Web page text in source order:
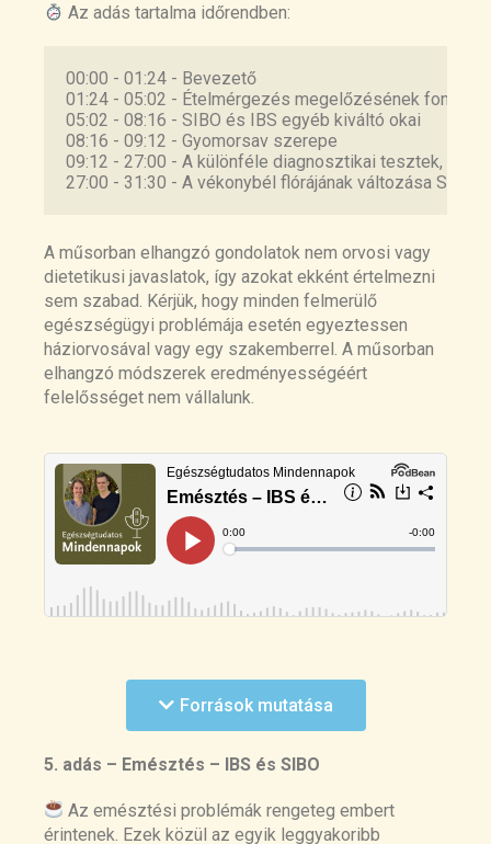
Irritable Bowel Syndrome Using Plasma
/
The duodenal microbiome is altered in
small intestinal bacterial overgrowth:
https://journals.plos.org/plosone/article?
id=10.1371/journal.pone.0234906
Az adás tartalma időrendben:
00:00 - 01:24 - Bevezető
01:24 - 05:02 - Ételmérgezés megelőzésének
05:02 - 08:16 - SIBO és IBS egyéb kiváltó okai
08:16 - 09:12 - Gyomorsav szerepe
09:12 - 27:00 - A különféle diagnosztikai tesztek,
27:00 - 31:30 - A vékonybél flórájának változása SIBO
A műsorban elhangzó gondolatok nem orvosi vagy
dietetikusi javaslatok, így azokat ekként értelmezni
sem szabad. Kérjük, hogy minden felmerülő
egészségügyi problémája esetén egyeztessen
háziorvosával vagy egy szakemberrel. A műsorban
elhangzó módszerek eredményességéért
felelősséget nem vállalunk.
from the Rome criteria
https://pubmed.ncbi.nlm.nih.gov/32808411/
risk factors for irritable bowel syndrome: A
meta-analysis.
https://pubmed.ncbi.nlm.nih.gov/22426087/
Források mutatása
5. adás – Emésztés – IBS és SIBO
Az emésztési problémák rengeteg embert
érintenek. Ezek közül az egyik leggyakoribb